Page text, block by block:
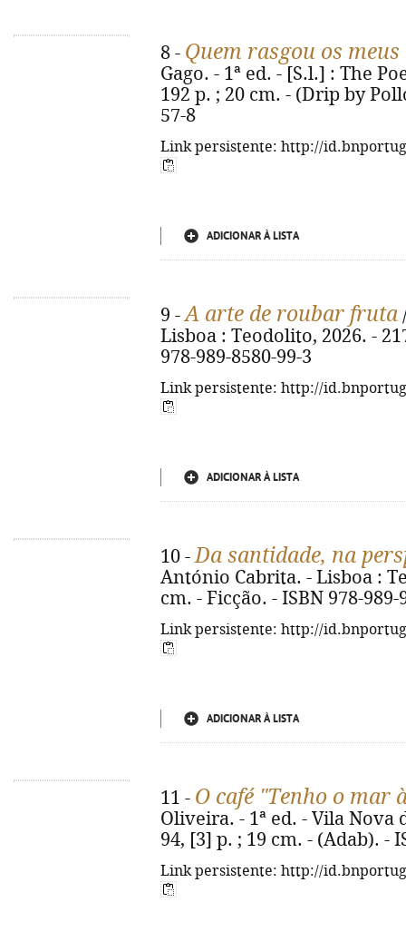
8 - Quem rasgou os
Gago. - 1ª ed. - [S.l.] : The
192 p. ; 20 cm. - (Drip by
57-8
Link persistente: http://
ADICIONAR À LISTA
9 -A arte de roubar fruta
Lisboa : Teodolito, 2026. -
978-989-8580-99-3
Link persistente: http://
ADICIONAR À LISTA
10 -Da santidade, na
António Cabrita. - Lisboa :
cm. - Ficção. - ISBN 978-989-
Link persistente: http://
ADICIONAR À LISTA
11 - O café "Tenho o mar
Oliveira. - 1ª ed. - Vila Nova
94, [3] p. ; 19 cm. - (Adab). -
Link persistente: http://